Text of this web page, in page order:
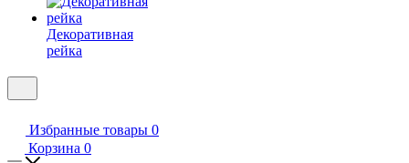
Декоративная
рейка
Избранные товары 0
Корзина 0